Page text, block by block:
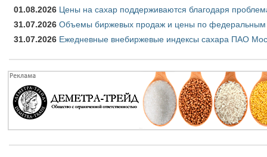
01.08.2026 Цены на сахар поддерживаются благодаря
31.07.2026 Объемы биржевых продаж и цены по федеральным
31.07.2026 Ежедневные внебиржевые индексы сахара ПАО